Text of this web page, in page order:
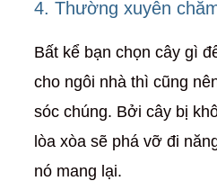
4. Thường xuyên
Bất kể bạn chọn cây gì
cho ngôi nhà thì cũng
sóc chúng. Bởi cây bị
lòa xòa sẽ phá vỡ đi
nó mang lại.